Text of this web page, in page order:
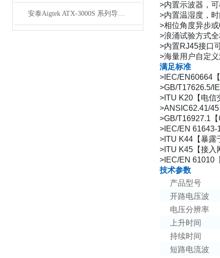
安泰Aigtek ATX-3000S 系列导通线束测试仪
>内置示波器，
>内置温湿度，
>相位角度异步或
>浪涌试验方式
>内置RJ45接口
>海量用户自定
满足标准
>IEC/EN60664
>GB/T17626.5/
>ITU K20 【电
>ANSIC62.41/45
>GB/T16927.1
>IEC/EN 61643-
>ITU K44 【暴
>ITU K45 【接
>IEC/EN 61010
技术参数
产品型号
开路电压波
电压分辨率
上升时间
持续时间
短路电流波